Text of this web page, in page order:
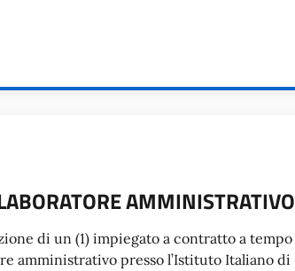
AMMINISTRATIVO
di un (1) impiegato a contratto a tempo
amministrativo presso l’Istituto Italiano di